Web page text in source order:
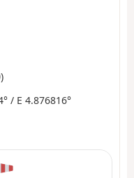
/ E 4.876816°